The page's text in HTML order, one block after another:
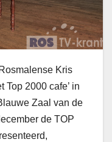
Kris
Top 2000 cafe’ in
Zaal van de
de TOP